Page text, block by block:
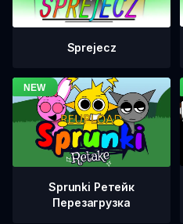
Sprejecz
Sprunki Ретейк
Перезагрузка